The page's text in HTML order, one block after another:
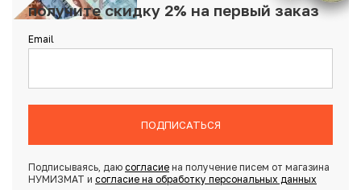
получите скидку 2% на первый заказ
Email
ПОДПИСАТЬСЯ
Подписываясь, даю согласиена получение писем от магазина
НУМИЗМАТ и согласие на обработку персональных данных